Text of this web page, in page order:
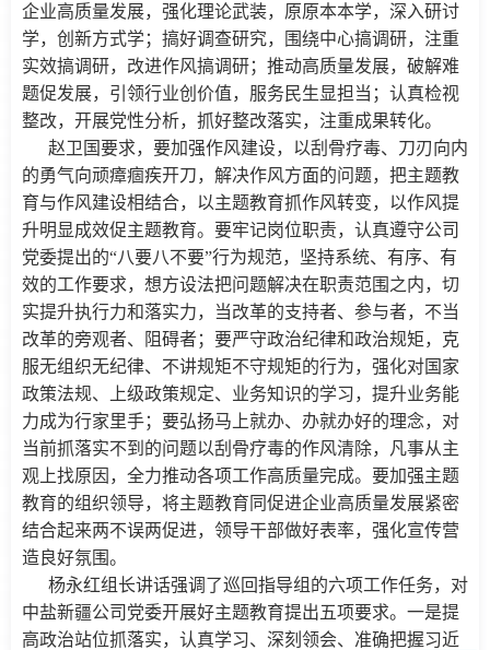
企业高质量发展，强化理论武装，原原本本学，深入研讨
学，创新方式学；搞好调查研究，围绕中心搞调研，注重
实效搞调研，改进作风搞调研；推动高质量发展，破解难
题促发展，引领行业创价值，服务民生显担当；认真检视
整改，开展党性分析，抓好整改落实，注重成果转化。
赵卫国要求，要加强作风建设，以刮骨疗毒、刀刃向内
的勇气向顽瘴痼疾开刀，解决作风方面的问题，把主题教
育与作风建设相结合，以主题教育抓作风转变，以作风提
升明显成效促主题教育。要牢记岗位职责，认真遵守公司
党委提出的“八要八不要”行为规范，坚持系统、有序、有
效的工作要求，想方设法把问题解决在职责范围之内，切
实提升执行力和落实力，当改革的支持者、参与者，不当
改革的旁观者、阻碍者；要严守政治纪律和政治规矩，克
服无组织无纪律、不讲规矩不守规矩的行为，强化对国家
政策法规、上级政策规定、业务知识的学习，提升业务能
力成为行家里手；要弘扬马上就办、办就办好的理念，对
当前抓落实不到的问题以刮骨疗毒的作风清除，凡事从主
观上找原因，全力推动各项工作高质量完成。要加强主题
教育的组织领导，将主题教育同促进企业高质量发展紧密
结合起来两不误两促进，领导干部做好表率，强化宣传营
造良好氛围。
杨永红组长讲话强调了巡回指导组的六项工作任务，对
中盐新疆公司党委开展好主题教育提出五项要求。一是提
高政治站位抓落实，认真学习、深刻领会、准确把握习近